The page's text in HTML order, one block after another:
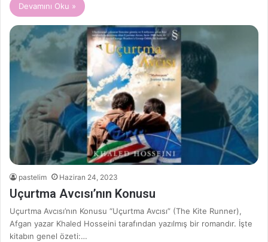
Devamını Oku »
pastelim Haziran 24, 2023
Uçurtma Avcısı’nın Konusu
Uçurtma Avcısı’nın Konusu “Uçurtma Avcısı” (The Kite Runner),
Afgan yazar Khaled Hosseini tarafından yazılmış bir romandır. İşte
kitabın genel özeti:…